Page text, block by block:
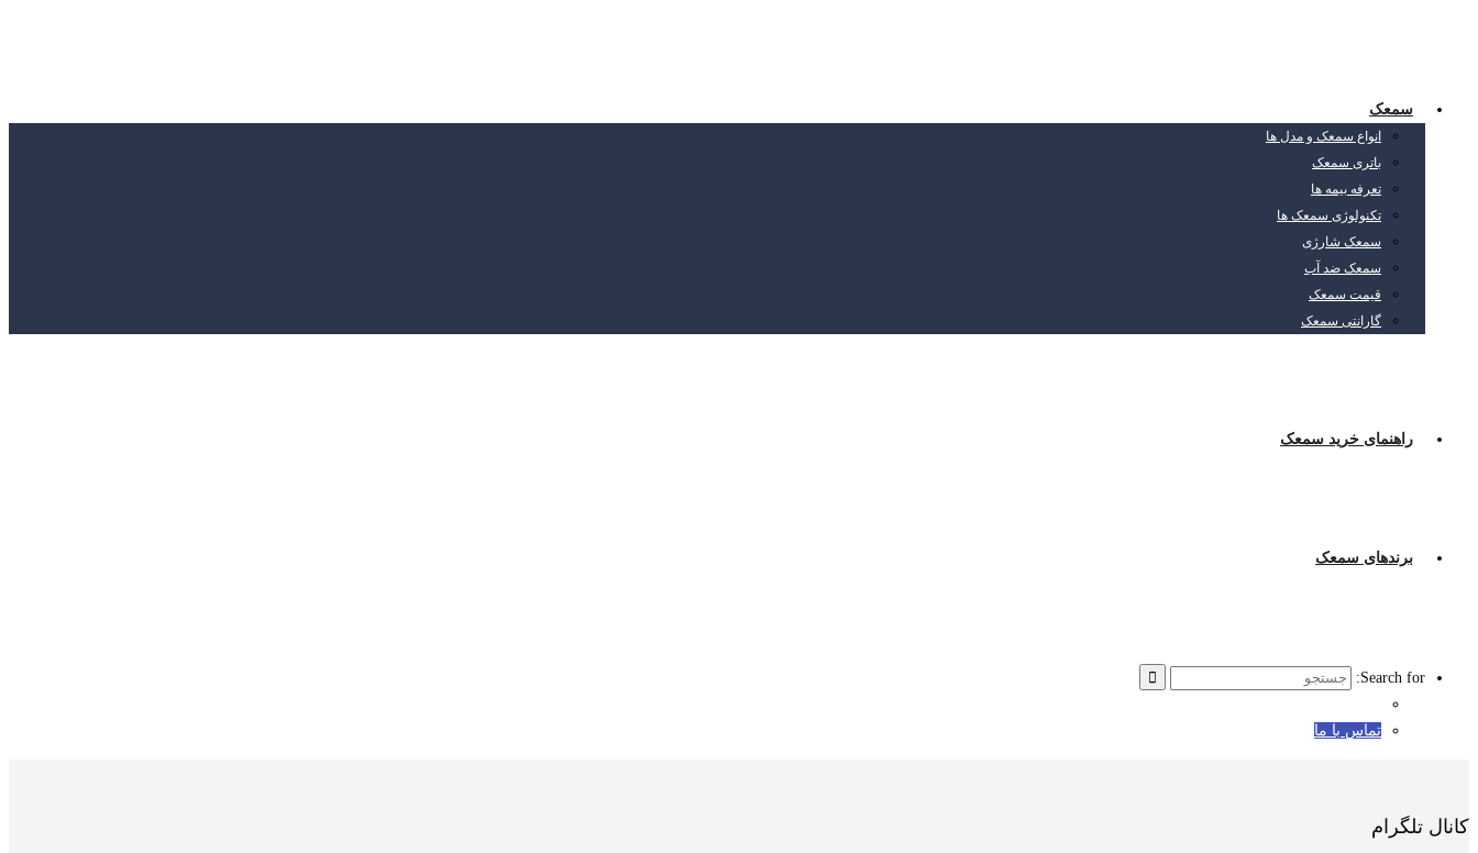
سمعک
انواع سمعک و مدل ها
باتری سمعک
تعرفه بیمه ها
تکنولوژی سمعک ها
سمعک شارژی
سمعک ضد آب
قیمت سمعک
گارانتی سمعک
راهنمای خرید سمعک
برندهای سمعک
Search for:
تماس با ما
کانال تلگرام